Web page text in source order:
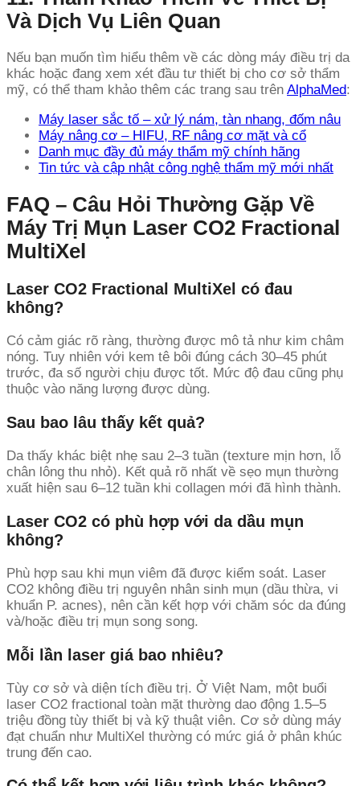
Và Dịch Vụ Liên Quan
Nếu bạn muốn tìm hiểu thêm về các dòng máy điều trị da
khác hoặc đang xem xét đầu tư thiết bị cho cơ sở thẩm
mỹ, có thể tham khảo thêm các trang sau trên AlphaMed:
Máy laser sắc tố – xử lý nám, tàn nhang, đốm nâu
Máy nâng cơ – HIFU, RF nâng cơ mặt và cổ
Danh mục đầy đủ máy thẩm mỹ chính hãng
Tin tức và cập nhật công nghệ thẩm mỹ mới nhất
FAQ – Câu Hỏi Thường Gặp Về
Máy Trị Mụn Laser CO2 Fractional
MultiXel
Laser CO2 Fractional MultiXel có đau
không?
Có cảm giác rõ ràng, thường được mô tả như kim châm
nóng. Tuy nhiên với kem tê bôi đúng cách 30–45 phút
trước, đa số người chịu được tốt. Mức độ đau cũng phụ
thuộc vào năng lượng được dùng.
Sau bao lâu thấy kết quả?
Da thấy khác biệt nhẹ sau 2–3 tuần (texture mịn hơn, lỗ
chân lông thu nhỏ). Kết quả rõ nhất về sẹo mụn thường
xuất hiện sau 6–12 tuần khi collagen mới đã hình thành.
Laser CO2 có phù hợp với da dầu mụn
không?
Phù hợp sau khi mụn viêm đã được kiểm soát. Laser
CO2 không điều trị nguyên nhân sinh mụn (dầu thừa, vi
khuẩn P. acnes), nên cần kết hợp với chăm sóc da đúng
và/hoặc điều trị mụn song song.
Mỗi lần laser giá bao nhiêu?
Tùy cơ sở và diện tích điều trị. Ở Việt Nam, một buổi
laser CO2 fractional toàn mặt thường dao động 1.5–5
triệu đồng tùy thiết bị và kỹ thuật viên. Cơ sở dùng máy
đạt chuẩn như MultiXel thường có mức giá ở phân khúc
trung đến cao.